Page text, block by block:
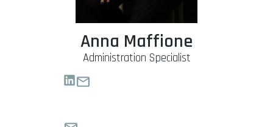
Anna Maffione
Administration Specialist